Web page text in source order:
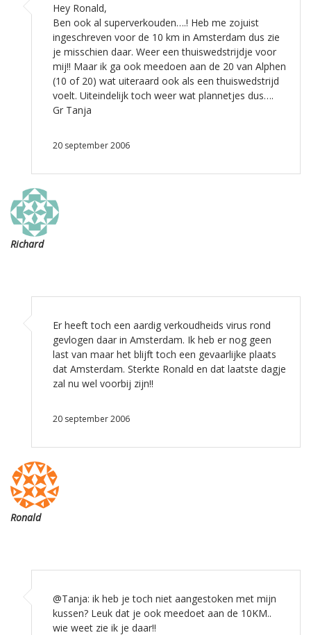
Hey Ronald,
Ben ook al superverkouden….! Heb me zojuist
ingeschreven voor de 10 km in Amsterdam dus zie
je misschien daar. Weer een thuiswedstrijdje voor
mij!! Maar ik ga ook meedoen aan de 20 van Alphen
(10 of 20) wat uiteraard ook als een thuiswedstrijd
voelt. Uiteindelijk toch weer wat plannetjes dus….
Gr Tanja
20 september 2006
Richard
Er heeft toch een aardig verkoudheids virus rond
gevlogen daar in Amsterdam. Ik heb er nog geen
last van maar het blijft toch een gevaarlijke plaats
dat Amsterdam. Sterkte Ronald en dat laatste dagje
zal nu wel voorbij zijn!!
20 september 2006
Ronald
@Tanja: ik heb je toch niet aangestoken met mijn
kussen? Leuk dat je ook meedoet aan de 10KM..
wie weet zie ik je daar!!